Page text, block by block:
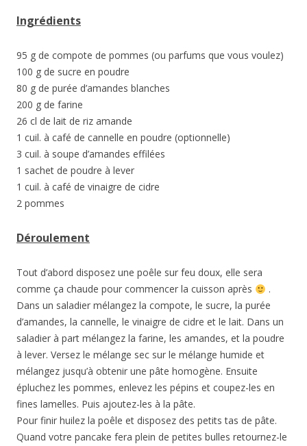
Ingrédients
95 g de compote de pommes (ou parfums que vous voulez)
100 g de sucre en poudre
80 g de purée d’amandes blanches
200 g de farine
26 cl de lait de riz amande
1 cuil. à café de cannelle en poudre (optionnelle)
3 cuil. à soupe d’amandes effilées
1 sachet de poudre à lever
1 cuil. à café de vinaigre de cidre
2 pommes
Déroulement
Tout d’abord disposez une poêle sur feu doux, elle sera
comme ça chaude pour commencer la cuisson après
.
Dans un saladier mélangez la compote, le sucre, la purée
d’amandes, la cannelle, le vinaigre de cidre et le lait. Dans un
saladier à part mélangez la farine, les amandes, et la poudre
à lever. Versez le mélange sec sur le mélange humide et
mélangez jusqu’à obtenir une pâte homogène. Ensuite
épluchez les pommes, enlevez les pépins et coupez-les en
fines lamelles. Puis ajoutez-les à la pâte.
Pour finir huilez la poêle et disposez des petits tas de pâte.
Quand votre pancake fera plein de petites bulles retournez-le